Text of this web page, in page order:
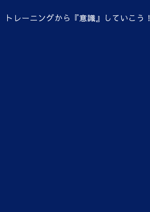
トレーニングから『意識』していこう！